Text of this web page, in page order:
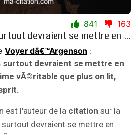
841 163
Les jeunes gens surtout devraient se mettre en tÃªte cette maxime vÃ©ritable que plus on lit, plus on a dâ€™esprit.
Voyer dâ€™Argenson :
surtout devraient se mettre en
vÃ©ritable que plus on lit,
est l'auteur de la citation sur la
surtout devraient se mettre en